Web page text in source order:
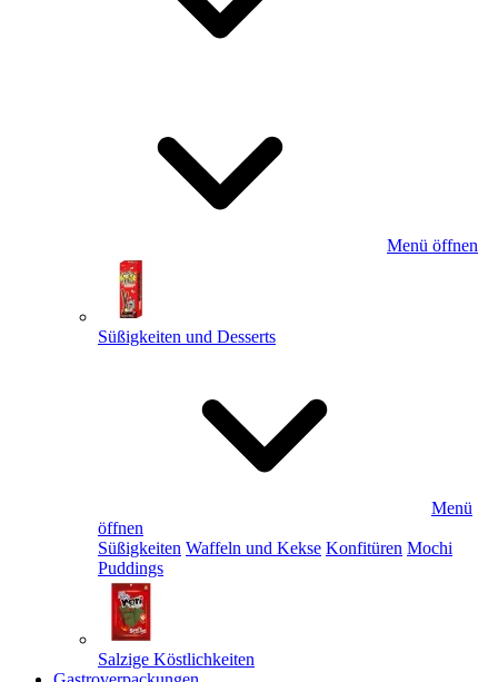
Menü öffnen
Süßigkeiten und Desserts
Menü
öffnen
Süßigkeiten Waffeln und Kekse Konfitüren Mochi
Puddings
Salzige Köstlichkeiten